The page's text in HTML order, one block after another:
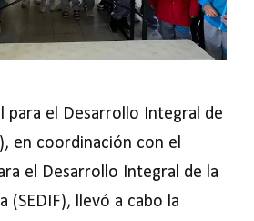
para el Desarrollo Integral de
en coordinación con el
el Desarrollo Integral de la
(SEDIF), llevó a cabo la